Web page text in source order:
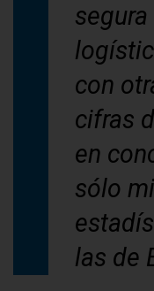
con
cifras
en
sólo
las de